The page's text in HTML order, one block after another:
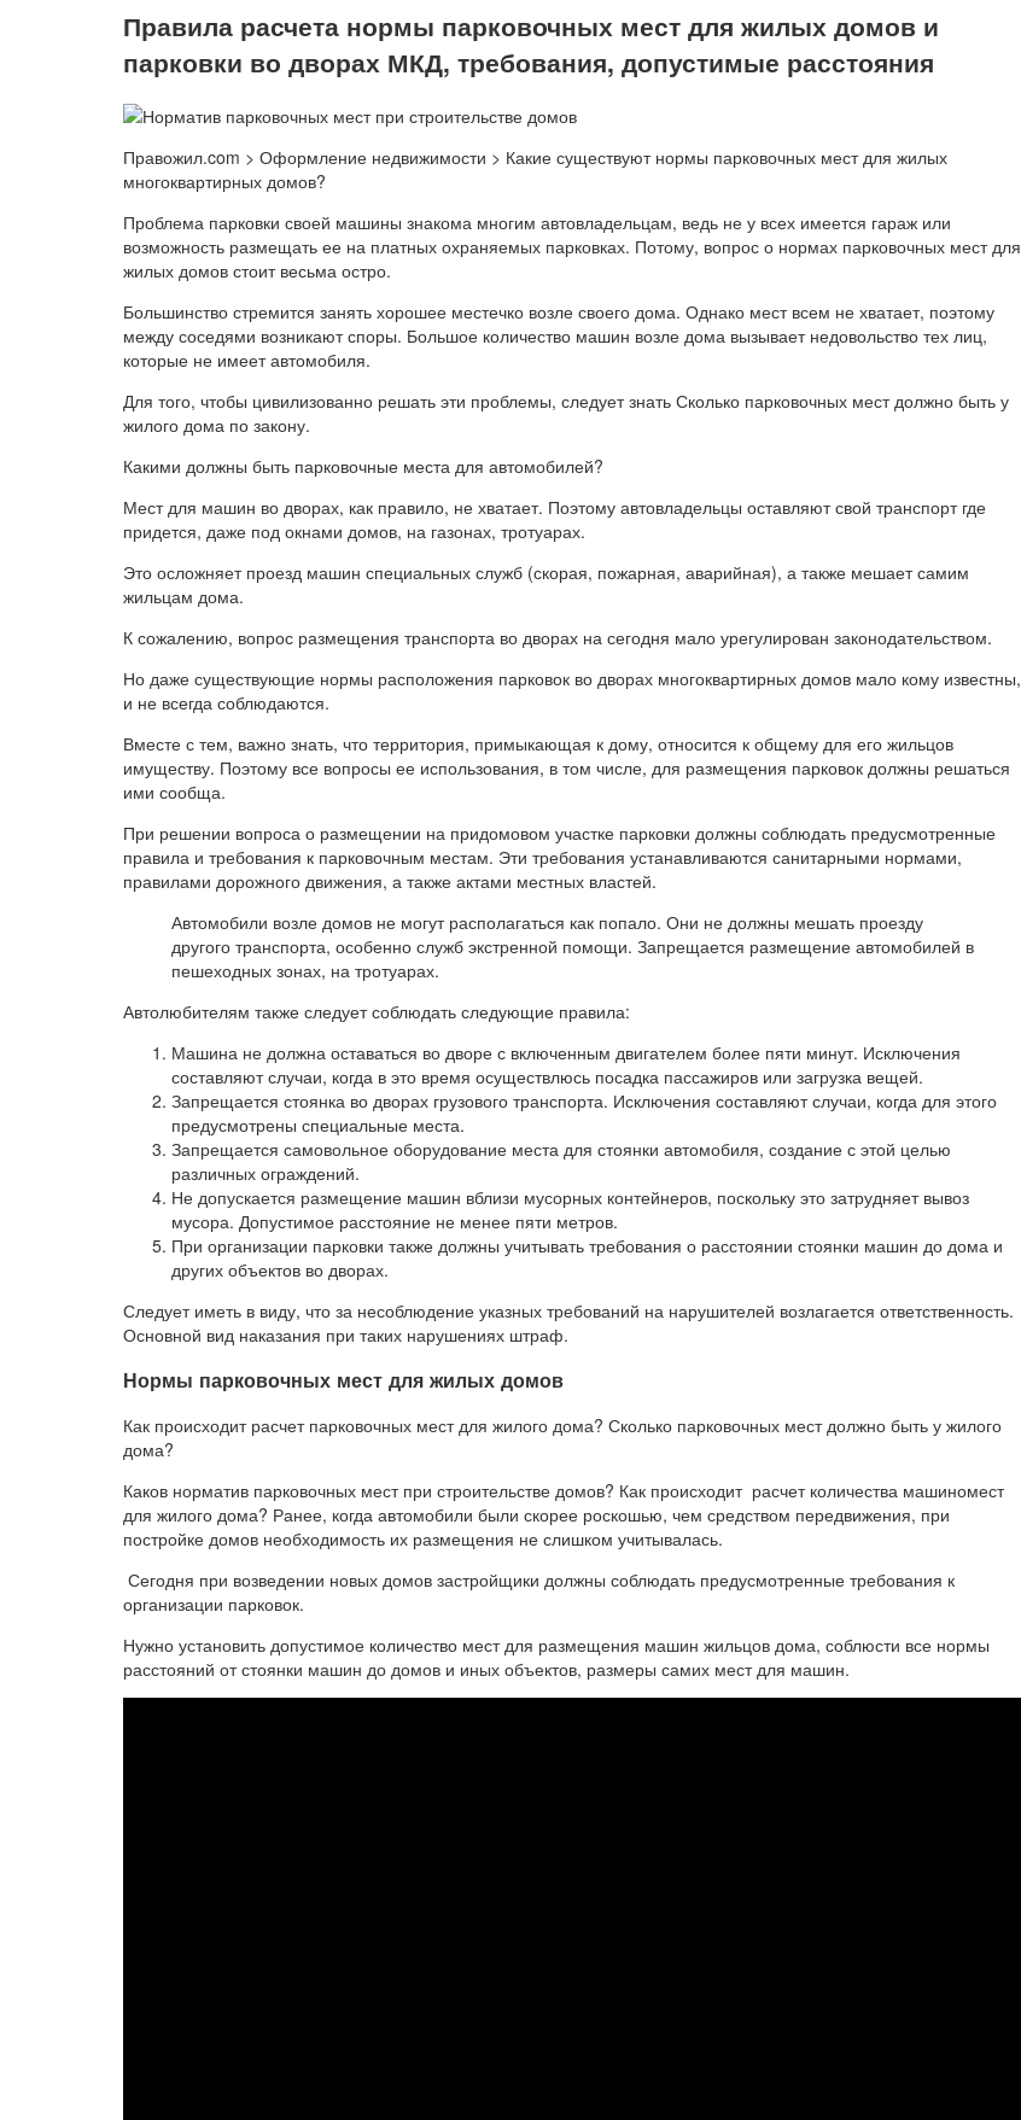
Правила расчета нормы парковочных мест для жилых домов и
парковки во дворах МКД, требования, допустимые расстояния
Правожил.com > Оформление недвижимости > Какие существуют нормы парковочных мест для жилых
многоквартирных домов?
Проблема парковки своей машины знакома многим автовладельцам, ведь не у всех имеется гараж или
возможность размещать ее на платных охраняемых парковках. Потому, вопрос о нормах парковочных мест для
жилых домов стоит весьма остро.
Большинство стремится занять хорошее местечко возле своего дома. Однако мест всем не хватает, поэтому
между соседями возникают споры. Большое количество машин возле дома вызывает недовольство тех лиц,
которые не имеет автомобиля.
Для того, чтобы цивилизованно решать эти проблемы, следует знать Сколько парковочных мест должно быть у
жилого дома по закону.
Какими должны быть парковочные места для автомобилей?
Мест для машин во дворах, как правило, не хватает. Поэтому автовладельцы оставляют свой транспорт где
придется, даже под окнами домов, на газонах, тротуарах.
Это осложняет проезд машин специальных служб (скорая, пожарная, аварийная), а также мешает самим
жильцам дома.
К сожалению, вопрос размещения транспорта во дворах на сегодня мало урегулирован законодательством.
Но даже существующие нормы расположения парковок во дворах многоквартирных домов мало кому известны,
и не всегда соблюдаются.
Вместе с тем, важно знать, что территория, примыкающая к дому, относится к общему для его жильцов
имуществу. Поэтому все вопросы ее использования, в том числе, для размещения парковок должны решаться
ими сообща.
При решении вопроса о размещении на придомовом участке парковки должны соблюдать предусмотренные
правила и требования к парковочным местам. Эти требования устанавливаются санитарными нормами,
правилами дорожного движения, а также актами местных властей.
Автомобили возле домов не могут располагаться как попало. Они не должны мешать проезду
другого транспорта, особенно служб экстренной помощи. Запрещается размещение автомобилей в
пешеходных зонах, на тротуарах.
Автолюбителям также следует соблюдать следующие правила:
Машина не должна оставаться во дворе с включенным двигателем более пяти минут. Исключения
составляют случаи, когда в это время осуществлюсь посадка пассажиров или загрузка вещей.
Запрещается стоянка во дворах грузового транспорта. Исключения составляют случаи, когда для этого
предусмотрены специальные места.
Запрещается самовольное оборудование места для стоянки автомобиля, создание с этой целью
различных ограждений.
Не допускается размещение машин вблизи мусорных контейнеров, поскольку это затрудняет вывоз
мусора. Допустимое расстояние не менее пяти метров.
При организации парковки также должны учитывать требования о расстоянии стоянки машин до дома и
других объектов во дворах.
Следует иметь в виду, что за несоблюдение указных требований на нарушителей возлагается ответственность.
Основной вид наказания при таких нарушениях­ штраф.
Нормы парковочных мест для жилых домов
Как происходит расчет парковочных мест для жилого дома? Сколько парковочных мест должно быть у жилого
дома?
Каков норматив парковочных мест при строительстве домов? Как происходит расчет количества машиномест
для жилого дома? Ранее, когда автомобили были скорее роскошью, чем средством передвижения, при
постройке домов необходимость их размещения не слишком учитывалась.
Сегодня при возведении новых домов застройщики должны соблюдать предусмотренные требования к
организации парковок.
Нужно установить допустимое количество мест для размещения машин жильцов дома, соблюсти все нормы
расстояний от стоянки машин до домов и иных объектов, размеры самих мест для машин.